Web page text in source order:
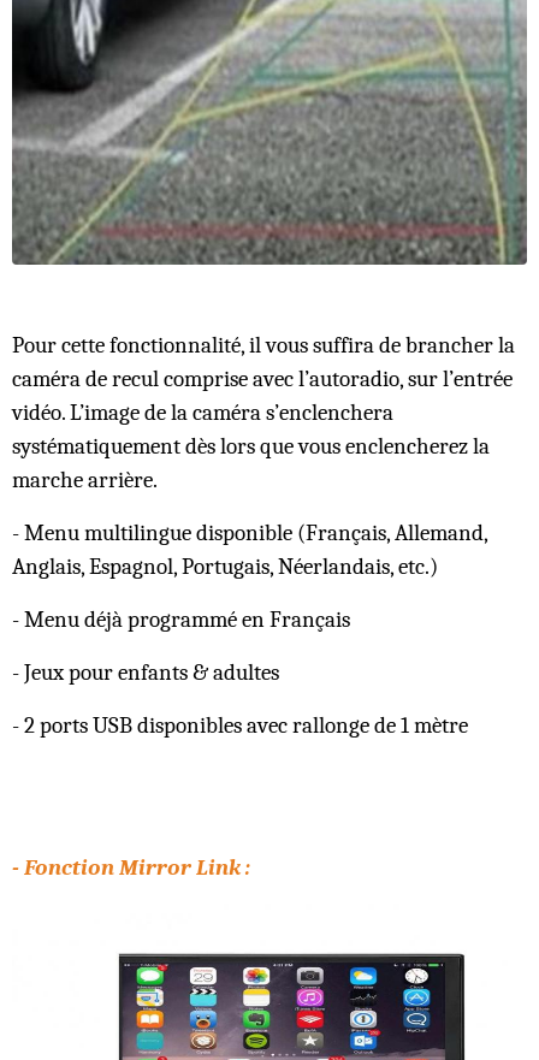
Pour cette fonctionnalité, il vous suffira de brancher la
caméra de recul comprise avec l’autoradio, sur l’entrée
vidéo. L’image de la caméra s’enclenchera
systématiquement dès lors que vous enclencherez la
marche arrière.
- Menu multilingue disponible (Français, Allemand,
Anglais, Espagnol, Portugais, Néerlandais, etc.)
- Menu déjà programmé en Français
- Jeux pour enfants & adultes
- 2 ports USB disponibles avec rallonge de 1 mètre
- Fonction Mirror Link :